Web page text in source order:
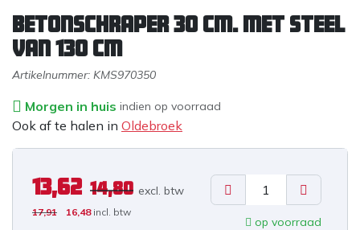
Betonschraper 30 cm. met steel
van 130 cm
Artikelnummer: KMS970350
Morgen in huis indien op voorraad
Ook af te halen in Oldebroek
13,62 14,80 excl. btw
17,91 16,48 incl. btw
op voorraad